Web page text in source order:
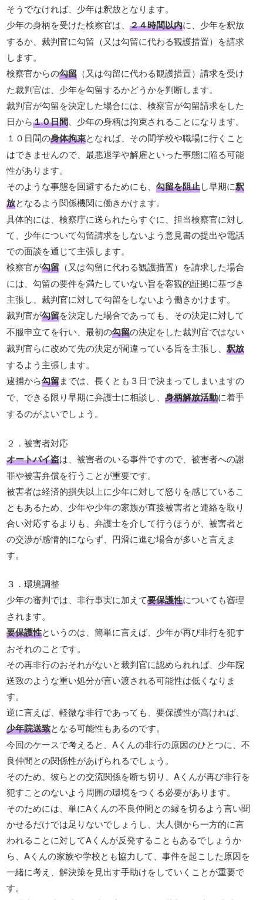
そうでなければ、少年は釈放となります。
少年の身柄を受けた検察官は、２４時間以内に、少年を釈放
するか、裁判官に勾留（又は勾留に代わる観護措置）を請求
します。
検察官からの勾留 （又は勾留に代わる観護措置）請求を受け
た裁判官は、少年を勾留するかどうかを判断します。
裁判官が勾留を決定した場合には、検察官が勾留請求をした
日から１０日間、少年の身柄は拘束されることになります。
１０日間の身体拘束となれば、その間学校や職場に行くこと
はできませんので、最悪退学や解雇といった事態に陥る可能
性があります。
そのような事態を回避するためにも、勾留を阻止し早期に釈
放となるよう関係機関に働きかけます。
具体的には、検察庁に送られたらすぐに、担当検察官に対し
て、少年について勾留請求をしないよう意見書の提出や電話
での面談を通じて主張します。
検察官が勾留 （又は勾留に代わる観護措置）を請求した場合
には、勾留の要件を満たしていない旨を客観的証拠に基づき
主張し、裁判官に対して勾留をしないよう働きかけます。
裁判官が勾留を決定した場合であっても、その決定に対して
不服申立てを行い、最初の勾留の決定をした裁判官ではない
裁判官らに改めて先の決定が間違っている旨を主張し、釈放
するよう主張します。
逮捕から勾留までは、長くとも３日で決まってしまいますの
で、できる限り早期に弁護士に相談し、身柄解放活動に着手
するのがよいでしょう。
２．被害者対応
オートバイ盗は、被害者のいる事件ですので、被害者への謝
罪や被害弁償を行うことが重要です。
被害者は経済的損失以上に少年に対して怒りを感じているこ
ともあるため、少年や少年の家族が直接被害者と連絡を取り
合い対応するよりも、弁護士を介して行うほうが、被害者と
の交渉が感情的にならず、円滑に進む場合が多いと言えま
す。
３．環境調整
少年の審判では、非行事実に加えて要保護性についても審理
されます。
要保護性というのは、簡単に言えば、少年が再び非行を犯す
おそれのことです。
その再非行のおそれがないと裁判官に認められれば、少年院
送致のような重い処分が言い渡される可能性は低くなりま
す。
逆に言えば、軽微な非行であっても、要保護性が高ければ、
少年院送致となる可能性もあるのです。
今回のケースで考えると、Aくんの非行の原因のひとつに、不
良仲間との関係性があげられるでしょう。
そのため、彼らとの交流関係を断ち切り、Aくんが再び非行を
犯すことのないよう周囲の環境をつくる必要があります。
そのためには、単にAくんの不良仲間との縁を切るよう言い聞
かせるだけでは足りないでしょうし、大人側から一方的に言
われることに対してAくんが反発することもあるでしょうか
ら、Aくんの家族や学校とも協力して、事件を起こした原因を
一緒に考え、解決策を見出す手助けをしていくことが重要で
す。